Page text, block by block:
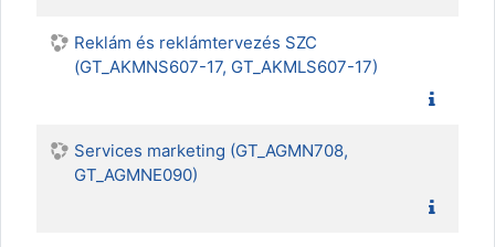
Reklám és reklámtervezés SZC
(GT_AKMNS607-17, GT_AKMLS607-17)
Services marketing (GT_AGMN708,
GT_AGMNE090)